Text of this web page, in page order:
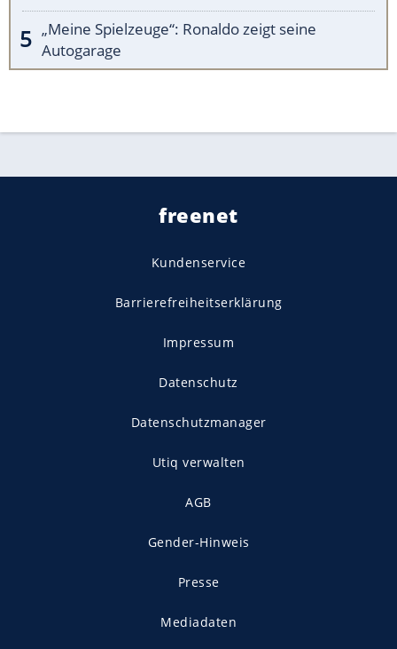
„Meine Spielzeuge“: Ronaldo zeigt seine
Autogarage
freenet
Kundenservice
Barrierefreiheitserklärung
Impressum
Datenschutz
Datenschutzmanager
Utiq verwalten
AGB
Gender-Hinweis
Presse
Mediadaten